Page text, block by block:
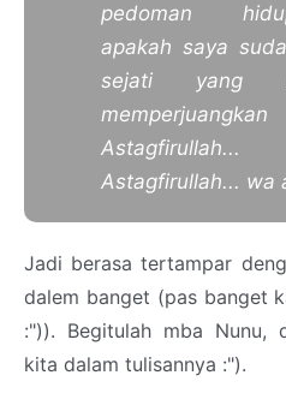
pedoman
apakah saya
sejati yang
Astagfirullah... wa
Jadi berasa tertampar
dalem banget (pas banget
:")). Begitulah mba Nunu,
kita dalam tulisannya :").